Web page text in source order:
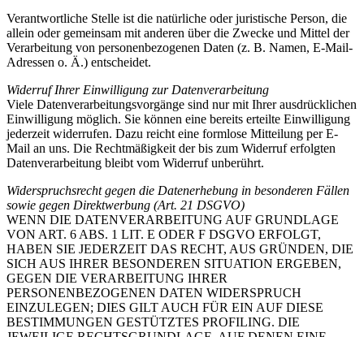
Verantwortliche Stelle ist die natürliche oder juristische Person, die
allein oder gemeinsam mit anderen über die Zwecke und Mittel der
Verarbeitung von personenbezogenen Daten (z. B. Namen, E-Mail-
Adressen o. Ä.) entscheidet.
Widerruf Ihrer Einwilligung zur Datenverarbeitung
Viele Datenverarbeitungsvorgänge sind nur mit Ihrer ausdrücklichen
Einwilligung möglich. Sie können eine bereits erteilte Einwilligung
jederzeit widerrufen. Dazu reicht eine formlose Mitteilung per E-
Mail an uns. Die Rechtmäßigkeit der bis zum Widerruf erfolgten
Datenverarbeitung bleibt vom Widerruf unberührt.
Widerspruchsrecht gegen die Datenerhebung in besonderen Fällen
sowie gegen Direktwerbung (Art. 21 DSGVO)
WENN DIE DATENVERARBEITUNG AUF GRUNDLAGE
VON ART. 6 ABS. 1 LIT. E ODER F DSGVO ERFOLGT,
HABEN SIE JEDERZEIT DAS RECHT, AUS GRÜNDEN, DIE
SICH AUS IHRER BESONDEREN SITUATION ERGEBEN,
GEGEN DIE VERARBEITUNG IHRER
PERSONENBEZOGENEN DATEN WIDERSPRUCH
EINZULEGEN; DIES GILT AUCH FÜR EIN AUF DIESE
BESTIMMUNGEN GESTÜTZTES PROFILING. DIE